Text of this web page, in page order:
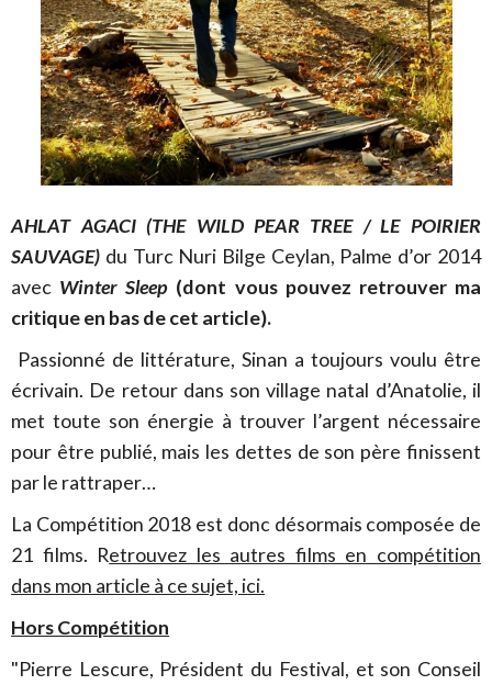
AHLAT AGACI (THE WILD PEAR TREE / LE POIRIER
SAUVAGE) du Turc Nuri Bilge Ceylan, Palme d’or 2014
avec Winter Sleep (dont vous pouvez retrouver ma
critique en bas de cet article).
Passionné de littérature, Sinan a toujours voulu être
écrivain. De retour dans son village natal d’Anatolie, il
met toute son énergie à trouver l’argent nécessaire
pour être publié, mais les dettes de son père finissent
par le rattraper…
La Compétition 2018 est donc désormais composée de
21 films. Retrouvez les autres films en compétition
dans mon article à ce sujet, ici.
Hors Compétition
"Pierre Lescure, Président du Festival, et son Conseil